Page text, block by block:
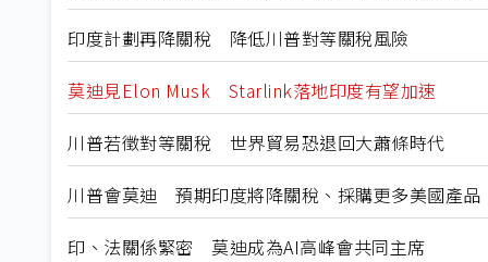
印度計劃再降關稅 降低川普對等關稅風險
莫迪見Elon Musk Starlink落地印度有望加速
川普若徵對等關稅 世界貿易恐退回大蕭條時代
川普會莫迪 預期印度將降關稅、採購更多美國產品
印、法關係緊密 莫迪成為AI高峰會共同主席